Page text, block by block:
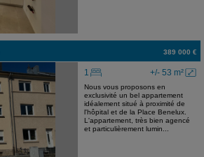
389 000 €
+/- 53 m²
1
Nous vous proposons en
exclusivité un bel appartement
idéalement situé à proximité de
l'hôpital et de la Place Benelux.
L'appartement, très bien agencé
et particulièrement lumin...